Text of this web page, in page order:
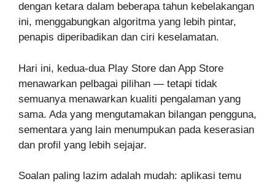
dengan ketara dalam beberapa tahun kebelakangan
ini, menggabungkan algoritma yang lebih pintar,
penapis diperibadikan dan ciri keselamatan.
Hari ini, kedua-dua Play Store dan App Store
menawarkan pelbagai pilihan — tetapi tidak
semuanya menawarkan kualiti pengalaman yang
sama. Ada yang mengutamakan bilangan pengguna,
sementara yang lain menumpukan pada keserasian
dan profil yang lebih sejajar.
Soalan paling lazim adalah mudah: aplikasi temu